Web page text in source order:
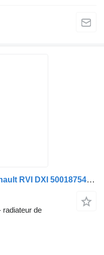
Radiateur de climatisation Renault RVI DXI 5001875436 pour tracteur routier Renault PREMIUM / MAGNUM
radiateur de